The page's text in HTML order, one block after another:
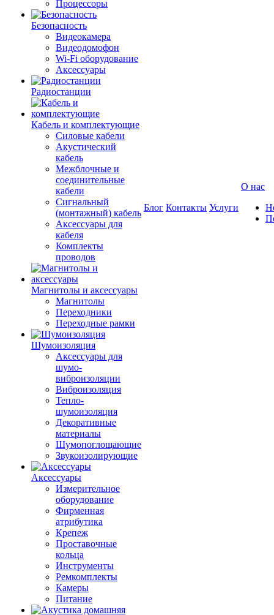
Процессоры
Безопасность
Видеокамера
Видеодомофон
Wi-Fi оборудование
Аксессуары
Радиостанции
Кабель и комплектующие
Силовые кабели
Акустический
кабель
Межблочные и
соединительные
кабели
Сигнальный
(монтажный) кабель
Аксессуары для
кабеля
Комплекты
проводов
Магнитолы и аксессуары
Магнитолы
Переходники
Переходные рамки
Шумоизоляция
Аксессуары для
шумо-
виброизоляции
Виброизоляция
Тепло-
шумоизоляция
Декоративные
материалы
Шумопоглощающие
Звукоизолирующие
Аксессуары
Измерительное
оборудование
Фирменная
атрибутика
Крепеж
Проставочные
кольца
Инструменты
Ремкомплекты
Камеры
Питание
Блог Контакты Услуги
О нас